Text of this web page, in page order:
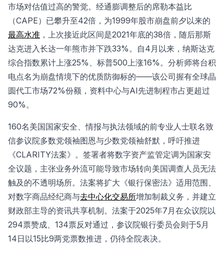
市场对估值过高的警觉。经通膨调整后的席勒本益比
（CAPE）已攀升至42倍，为1999年股市崩盘前夕以来的
最高水准 ，上次接近此区间是2021年底的38倍，随后那斯
达克进入长达一年熊市并下跌33%。自4月以来，纳斯达克
综合指数累计上涨25%、标普500上涨16%。分析师将台积
电点名为崩盘情境下的优质防御标的——该公司握有全球晶
圆代工市场72%份额，资料中心与AI先进制程市占更超过
90%。
160名美国国家安全、情报与执法领域的前专业人士联名致
信参议院多数党领袖图恩与少数党领袖舒默，呼吁推进
《CLARITY法案》。签署者将数字资产监管定调为国家安
全议题，主张业务外流可能导致市场转向美国调查人员无法
触及的不透明场所。法案将扩大《银行保密法》适用范围、
对数字商品经纪商与去中心化交易所增加制裁义务，并建立
财政部主导的资讯共享机制。法案于2025年7月在众议院以
294票赞成、134票反对通过，参议院银行委员会则于5月
14日以15比9两党票数推进，仍待全院表决。